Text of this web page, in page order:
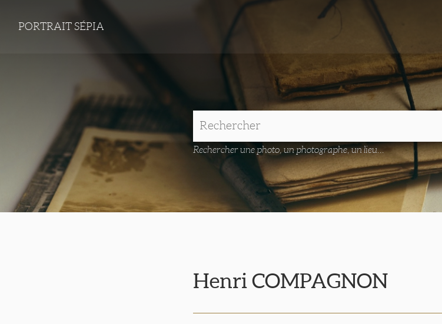
PORTRAIT SÉPIA
Rechercher une photo, un photographe, un lieu...
Henri COMPAGNON